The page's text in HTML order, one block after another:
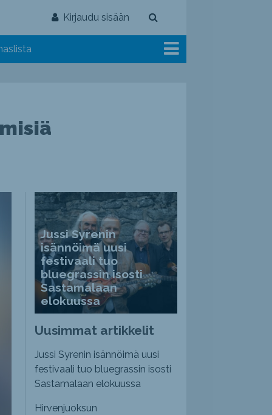
Kirjaudu sisään
Jussi Syrenin
isännöimä uusi
festivaali tuo
bluegrassin isosti
Sastamalaan
elokuussa
Uusimmat artikkelit
Jussi Syrenin isännöimä uusi
festivaali tuo bluegrassin isosti
Sastamalaan elokuussa
Hirvenjuoksun